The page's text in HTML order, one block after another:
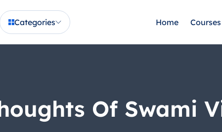
Categories Home Courses
Of Swami